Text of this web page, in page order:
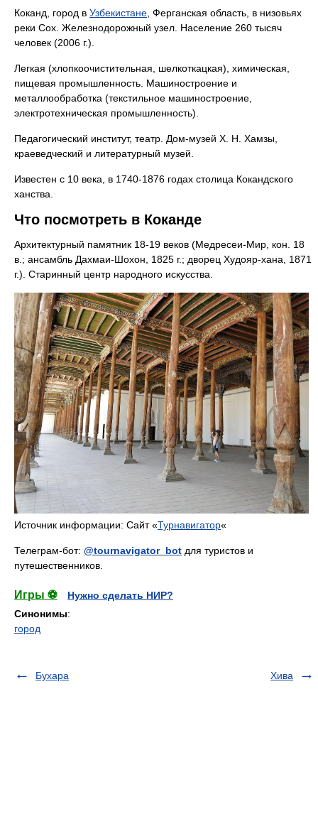
Коканд, город в Узбекистане , Ферганская область, в низовьях
реки Сох. Железнодорожный узел. Население 260 тысяч
человек (2006 г.).
Легкая (хлопкоочистительная, шелкоткацкая), химическая,
пищевая промышленность. Машиностроение и
металлообработка (текстильное машиностроение,
электротехническая промышленность).
Педагогический институт, театр. Дом-музей Х. Н. Хамзы,
краеведческий и литературный музей.
Известен с 10 века, в 1740-1876 годах столица Кокандского
ханства.
Что посмотреть в Коканде
Архитектурный памятник 18-19 веков (Медресеи-Мир, кон. 18
в.; ансамбль Дахмаи-Шохон, 1825 г.; дворец Худояр-хана, 1871
г.). Старинный центр народного искусства.
Источник информации: Сайт «Турнавигатор«
Телеграм-бот: @tournavigator_bot для туристов и
путешественников.
Игры ⚽
Нужно сделать НИР?
Синонимы:
город
Бухара Хива